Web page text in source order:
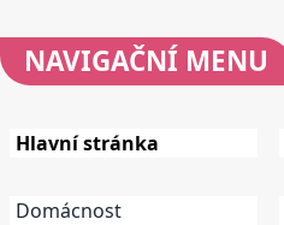
NAVIGAČNÍ MENU
Hlavní stránka
Domácnost